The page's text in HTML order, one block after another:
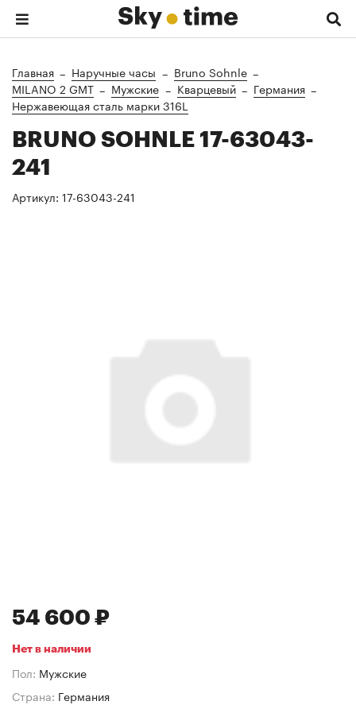
Главная Наручные часы
Bruno Sohnle
MILANO 2 GMT
Мужские Кварцевый
Германия
Нержавеющая сталь марки 316L
BRUNO SOHNLE 17-63043-
241
Артикул: 17-63043-241
54 600 ₽
Нет в наличии
Пол: Мужские
Страна: Германия